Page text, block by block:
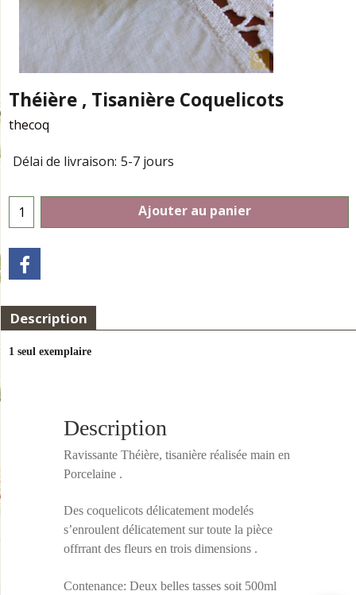
Théière , Tisanière Coquelicots
thecoq
Délai de livraison: 5-7 jours
Ajouter au panier
Description
1 seul exemplaire
Description
Ravissante Théière, tisanière réalisée main en
Porcelaine .
Des coquelicots délicatement modelés
s’enroulent délicatement sur toute la pièce
offrrant des fleurs en trois dimensions .
Contenance: Deux belles tasses soit 500ml